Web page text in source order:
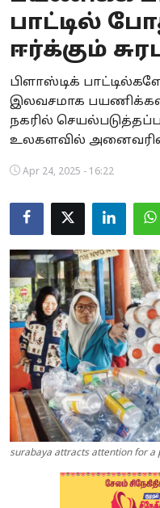
Business
Crime
Tamilnadu
National
World
Astrology
Spirituality
Weather
Politics
பாட்டில்
ஈர்க்கும்
பிளாஸ்டிக்
இலவசமாக
நகரில்
உலகளவில்
Apr 24, 2025 - 16:22
surabaya attracts attention for a